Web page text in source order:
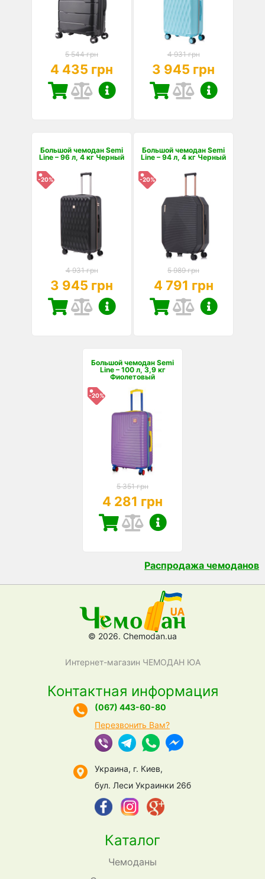
5 544 грн
4 435 грн
4 931 грн
3 945 грн
Большой чемодан Semi
Line – 96 л, 4 кг Черный
-20%
4 931 грн
3 945 грн
Большой чемодан Semi
Line – 94 л, 4 кг Черный
-20%
5 989 грн
4 791 грн
Большой чемодан Semi
Line – 100 л, 3,9 кг
Фиолетовый
-20%
5 351 грн
4 281 грн
Распродажа чемоданов
© 2026. Chemodan.ua
Интернет-магазин ЧЕМОДАН ЮА
Каталог
Чемоданы
Контактная информация
(067) 443-60-80
Перезвонить Вам?
Украина, г. Киев,
бул. Леси Украинки 26б